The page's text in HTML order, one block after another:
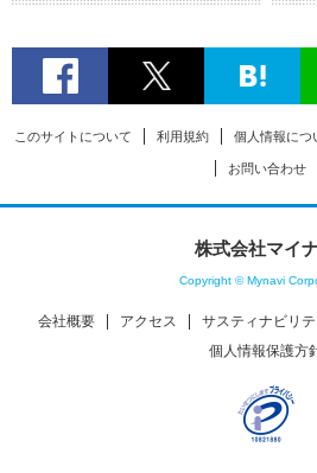
このサイトについて 利用規約 個人情報につ
お問い合わせ
株式会社マイ
Copyright © Mynavi
会社概要 アクセス サスティナビリテ
個人情報保護方